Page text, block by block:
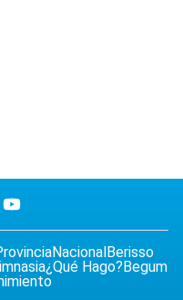
NacionalBerisso
¿Qué Hago?Begum